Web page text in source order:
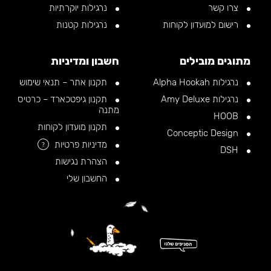
צרו קשר
רישום למועדון לקוחות
נרגילות יוקרתיות
נרגילות קטנות
מתוגים מובילים
נרגילות Alpha Hookah
נרגילות Amy Deluxe
חשבון ומדיניות
תקנון אתר – תנאי שימוש
תקנון גיפטכארד – כרטיס
מתנה
תקנון מועדון לקוחות
מדיניות פרטיות
?
הצהרת נגישות
החשבון שלי